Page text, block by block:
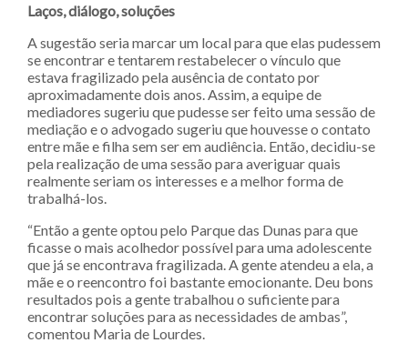
Laços, diálogo, soluções
A sugestão seria marcar um local para que elas pudessem
se encontrar e tentarem restabelecer o vínculo que
estava fragilizado pela ausência de contato por
aproximadamente dois anos. Assim, a equipe de
mediadores sugeriu que pudesse ser feito uma sessão de
mediação e o advogado sugeriu que houvesse o contato
entre mãe e filha sem ser em audiência. Então, decidiu-se
pela realização de uma sessão para averiguar quais
realmente seriam os interesses e a melhor forma de
trabalhá-los.
“Então a gente optou pelo Parque das Dunas para que
ficasse o mais acolhedor possível para uma adolescente
que já se encontrava fragilizada. A gente atendeu a ela, a
mãe e o reencontro foi bastante emocionante. Deu bons
resultados pois a gente trabalhou o suficiente para
encontrar soluções para as necessidades de ambas”,
comentou Maria de Lourdes.